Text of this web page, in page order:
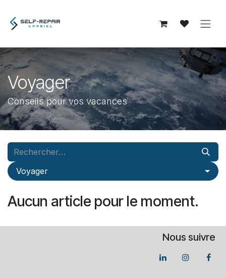
Voyager
Conseils pour vos vacances
Voyager
Aucun article pour le moment.
Nous suivre